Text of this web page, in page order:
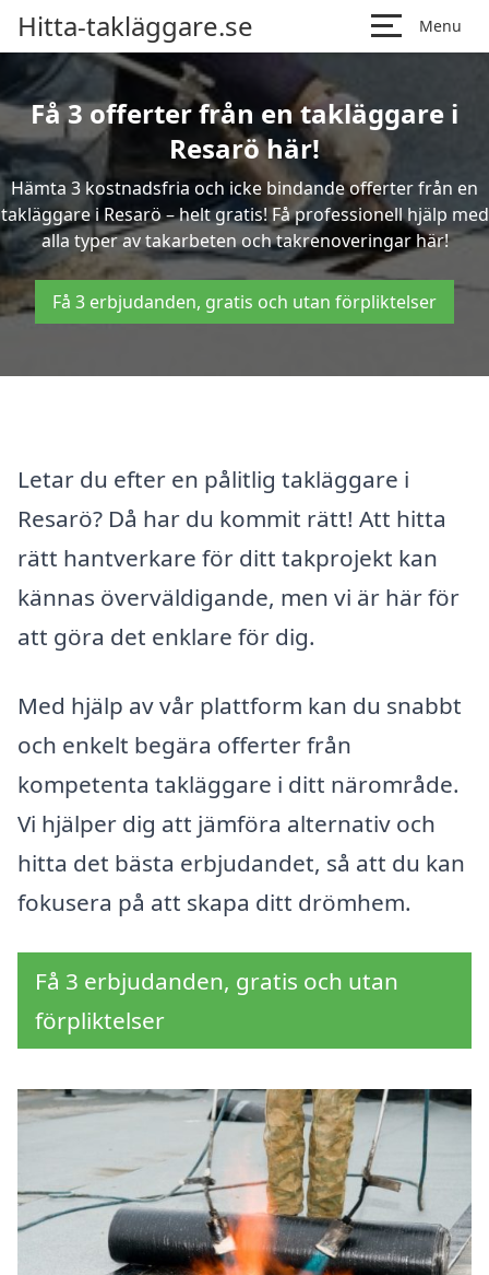
Hitta-takläggare.se Menu
Få 3 offerter från en takläggare i
Resarö här!
Hämta 3 kostnadsfria och icke bindande offerter från en
takläggare i Resarö – helt gratis! Få professionell hjälp med
alla typer av takarbeten och takrenoveringar här!
Få 3 erbjudanden, gratis och utan förpliktelser
Letar du efter en pålitlig takläggare i
Resarö? Då har du kommit rätt! Att hitta
rätt hantverkare för ditt takprojekt kan
kännas överväldigande, men vi är här för
att göra det enklare för dig.
Med hjälp av vår plattform kan du snabbt
och enkelt begära offerter från
kompetenta takläggare i ditt närområde.
Vi hjälper dig att jämföra alternativ och
hitta det bästa erbjudandet, så att du kan
fokusera på att skapa ditt drömhem.
Få 3 erbjudanden, gratis och utan
förpliktelser